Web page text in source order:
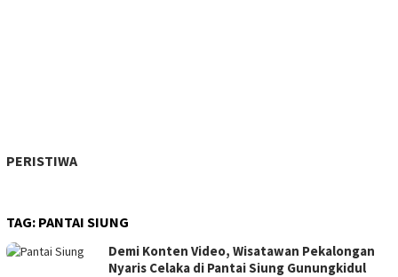
PERISTIWA
TAG: PANTAI SIUNG
Demi Konten Video, Wisatawan Pekalongan
Nyaris Celaka di Pantai Siung Gunungkidul